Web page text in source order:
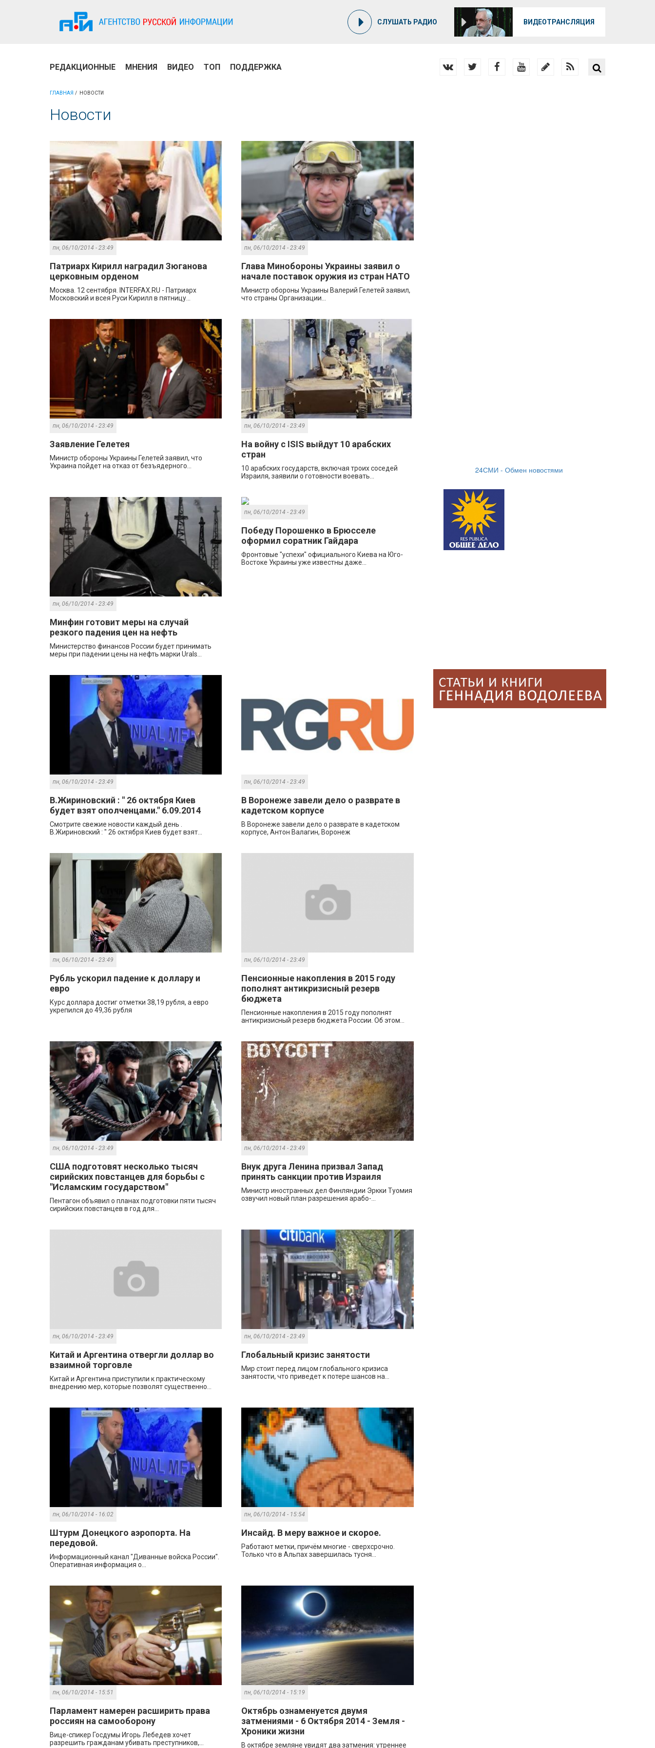
СЛУШАТЬ РАДИО ВИДЕОТРАНСЛЯЦИЯ
РЕДАКЦИОННЫЕ МНЕНИЯ ВИДЕО ТОП ПОДДЕРЖКА
ГЛАВНАЯ НОВОСТИ
Новости
пн, 06/10/2014 - 23:49
Патриарх Кирилл наградил Зюганова
церковным орденом
Москва. 12 сентября. INTERFAX.RU - Патриарх
Московский и всея Руси Кирилл в пятницу...
пн, 06/10/2014 - 23:49
Глава Минобороны Украины заявил о
начале поставок оружия из стран НАТО
Министр обороны Украины Валерий Гелетей заявил,
что страны Организации...
пн, 06/10/2014 - 23:49
Заявление Гелетея
Министр обороны Украины Гелетей заявил, что
Украина пойдет на отказ от безъядерного...
пн, 06/10/2014 - 23:49
На войну с ISIS выйдут 10 арабских
стран
10 арабских государств, включая троих соседей
Израиля, заявили о готовности воевать...
пн, 06/10/2014 - 23:49
Минфин готовит меры на случай
резкого падения цен на нефть
Министерство финансов России будет принимать
меры при падении цены на нефть марки Urals...
пн, 06/10/2014 - 23:49
Победу Порошенко в Брюсселе
оформил соратник Гайдара
Фронтовые "успехи" официального Киева на Юго-
Востоке Украины уже известны даже...
пн, 06/10/2014 - 23:49
В.Жириновский : " 26 октября Киев
будет взят ополченцами." 6.09.2014
Смотрите свежие новости каждый день .
В.Жириновский : " 26 октября Киев будет взят...
пн, 06/10/2014 - 23:49
В Воронеже завели дело о разврате в
кадетском корпусе
В Воронеже завели дело о разврате в кадетском
корпусе, Антон Валагин, Воронеж
пн, 06/10/2014 - 23:49
Рубль ускорил падение к доллару и
евро
Курс доллара достиг отметки 38,19 рубля, а евро
укрепился до 49,36 рубля
пн, 06/10/2014 - 23:49
Пенсионные накопления в 2015 году
пополнят антикризисный резерв
бюджета
Пенсионные накопления в 2015 году пополнят
антикризисный резерв бюджета России. Об этом...
пн, 06/10/2014 - 23:49
США подготовят несколько тысяч
сирийских повстанцев для борьбы с
"Исламским государством"
Пентагон объявил о планах подготовки пяти тысяч
сирийских повстанцев в год для...
пн, 06/10/2014 - 23:49
Внук друга Ленина призвал Запад
принять санкции против Израиля
Министр иностранных дел Финляндии Эркки Туомия
озвучил новый план разрешения арабо-...
пн, 06/10/2014 - 23:49
Китай и Аргентина отвергли доллар во
взаимной торговле
Китай и Аргентина приступили к практическому
внедрению мер, которые позволят существенно...
пн, 06/10/2014 - 23:49
Глобальный кризис занятости
Мир стоит перед лицом глобального кризиса
занятости, что приведет к потере шансов на...
пн, 06/10/2014 - 16:02
Штурм Донецкого аэропорта. На
передовой.
Информационный канал "Диванные войска России".
Оперативная информация о...
пн, 06/10/2014 - 15:54
Инсайд. В меру важное и скорое.
Работают метки, причём многие - сверхсрочно.
Только что в Альпах завершилась тусня...
пн, 06/10/2014 - 15:51
Парламент намерен расширить права
россиян на самооборону
Вице-спикер Госдумы Игорь Лебедев хочет
разрешить гражданам убивать преступников,...
пн, 06/10/2014 - 15:19
Октябрь ознаменуется двумя
затмениями - 6 Октября 2014 - Земля -
Хроники жизни
В октябре земляне увидят два затмения: утреннее
24СМИ - Обмен новостями